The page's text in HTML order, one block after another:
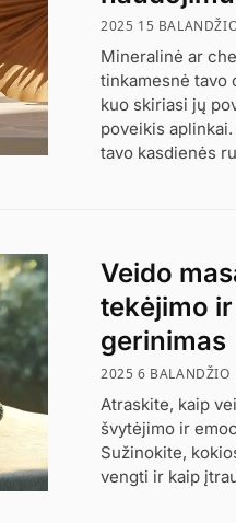
2025 15
Mineralinė ar
tinkamesnė tavo
kuo skiriasi jų
poveikis
tavo kasdienės
Veido
tekėjimo
gerinimas
2025 6 BALANDŽIO
Atraskite, kaip
švytėjimo ir
Sužinokite,
vengti ir kaip